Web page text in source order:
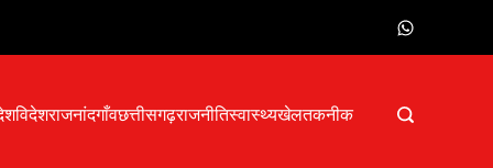
विदेशराजनांदगाँवछत्तीसगढ़राजनीतिस्वास्थ्यखेलतकनीक